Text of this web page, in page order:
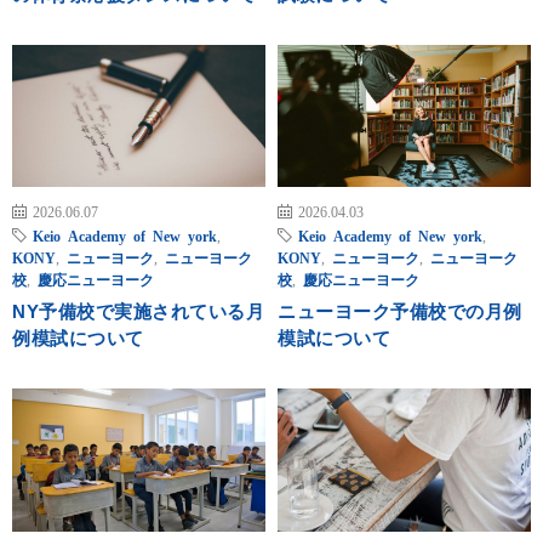
2026.06.07
Keio Academy of New york
KONY
ニューヨーク
ニューヨーク
校
慶応ニューヨーク
NY予備校で実施されている月
例模試について
2026.04.03
Keio Academy of New york
KONY
ニューヨーク
ニューヨーク
校
慶応ニューヨーク
ニューヨーク予備校での月例
模試について